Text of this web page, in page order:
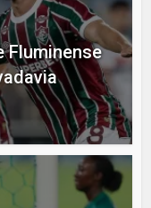
Fluminense